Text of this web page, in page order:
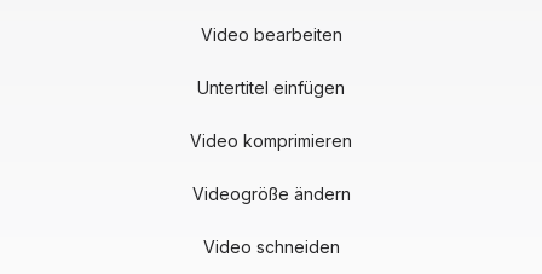
Video bearbeiten
Untertitel einfügen
Video komprimieren
Videogröße ändern
Video schneiden